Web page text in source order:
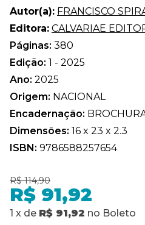
Autor(a): FRANCISCO
Editora: CALVARIAE
Páginas: 380
Edição: 1 - 2025
Ano: 2025
Origem: NACIONAL
Encadernação:
Dimensões: 16 x 23 x 2.3
ISBN: 9786588257654
R$ 114,90
R$ 91,92
1 x de R$ 91,92 no Boleto